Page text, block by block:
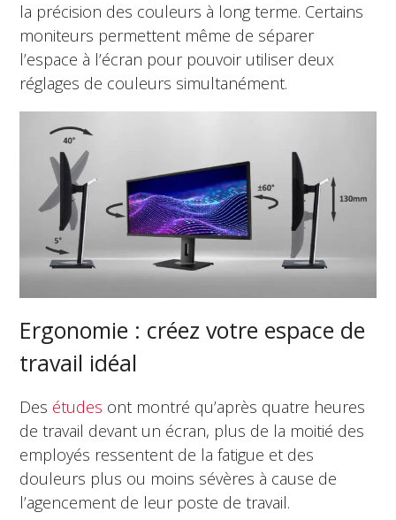
la précision des couleurs à long terme. Certains
moniteurs permettent même de séparer
l’espace à l’écran pour pouvoir utiliser deux
réglages de couleurs simultanément.
Ergonomie : créez votre espace de
travail idéal
Des études ont montré qu’après quatre heures
de travail devant un écran, plus de la moitié des
employés ressentent de la fatigue et des
douleurs plus ou moins sévères à cause de
l’agencement de leur poste de travail.